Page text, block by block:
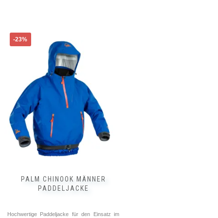
-23%
PALM CHINOOK MÄNNER
PADDELJACKE
Hochwertige Paddeljacke für den Einsatz im
Dieses
Produkt
Optionen
können
Produktseite